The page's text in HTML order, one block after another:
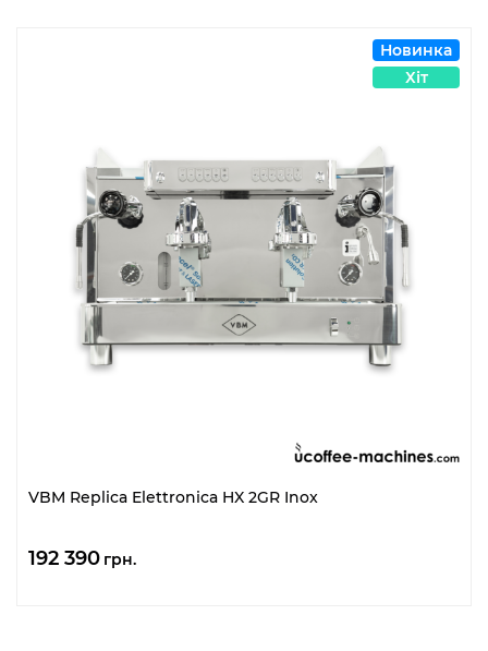
VBM Replica Elettronica HX 2GR Inox
Новинка
Хіт
192 390 грн.